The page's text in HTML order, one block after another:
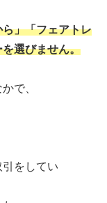
」「フェアトレ
選びません。
で、
引をしてい